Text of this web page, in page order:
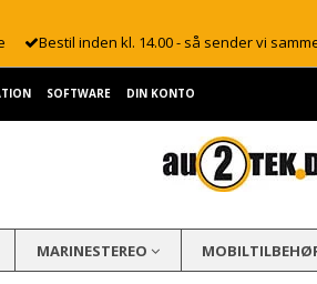
Bestil inden kl. 14.00 - så sender vi
SOFTWARE DIN KONTO
MARINESTEREO